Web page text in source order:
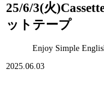
25/6/3(火
ットテープ
Enjoy Simple
2025.06.03